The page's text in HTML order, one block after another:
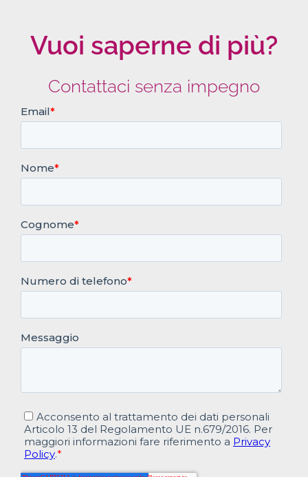
Vuoi saperne di più?
Contattaci senza impegno